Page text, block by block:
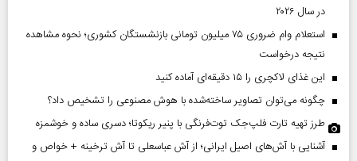
در سال ۲۰۲۶
استعلام وام ضروری ۷۵ میلیون تومانی بازنشستگان کشوری؛ نحوه مشاهده
نتیجه درخواست
این غذای لاکچری را ۱۵ دقیقه‌ای آماده کنید
چگونه می‌توان تصاویر ساخته‌شده با هوش مصنوعی را تشخیص داد؟
طرز تهیه تارت فلپ‌جک توت‌فرنگی با پنیر ریکوتا؛ دسری ساده و خوشمزه
آشنایی با آش‌های اصیل ایرانی؛ از آش عباسعلی تا آش ترخینه + خواص و